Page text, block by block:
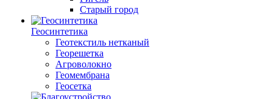
Старый город
Геосинтетика
Геотекстиль нетканый
Георешетка
Агроволокно
Геомембрана
Геосетка